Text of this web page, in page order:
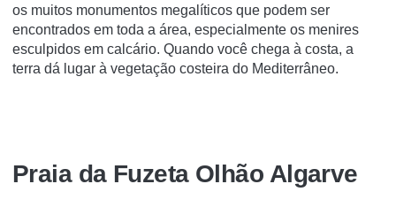
os muitos monumentos megalíticos que podem ser
encontrados em toda a área, especialmente os menires
esculpidos em calcário. Quando você chega à costa, a
terra dá lugar à vegetação costeira do Mediterrâneo.
Praia da Fuzeta Olhão Algarve